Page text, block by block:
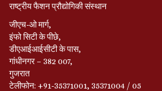
राष्ट्रीय फैशन प्रौद्योगिकी संस्थान
जीएच-ओ मार्ग,
इंफो सिटी के पीछे,
डीएआईआईसीटी के पास,
गांधीनगर – 382 007,
गुजरात
टेलीफोन: +91-35371001, 35371004 / 05